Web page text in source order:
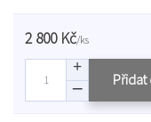
2 800 Kč/ks
Přidat